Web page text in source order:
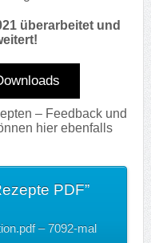
überarbeitet und
– Feedback und
hier ebenfalls
PDF”
– 7092-mal